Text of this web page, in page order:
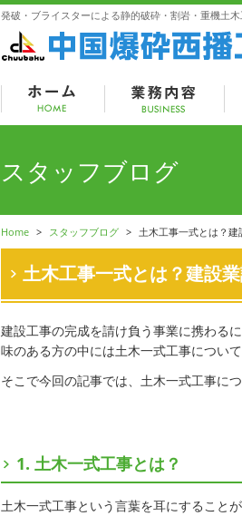
発破・ブライスターによる静的破砕・割岩・重機土
スタッフブログ
Home > スタッフブログ > 土木工事一式とは？
土木工事一式とは？建設
建設工事の完成を請け負う事業に携わる
味のある方の中には土木一式工事につい
そこで今回の記事では、土木一式工事に
1. 土木一式工事とは？
土木一式工事という言葉を耳にすること